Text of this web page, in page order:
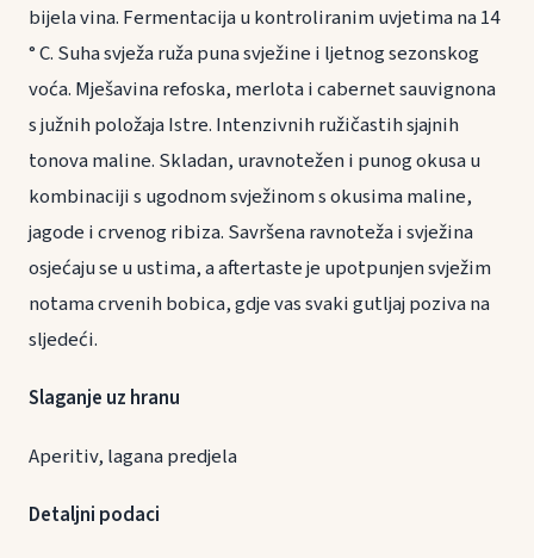
bijela vina. Fermentacija u kontroliranim uvjetima na 14
° C. Suha svježa ruža puna svježine i ljetnog sezonskog
voća. Mješavina refoska, merlota i cabernet sauvignona
s južnih položaja Istre. Intenzivnih ružičastih sjajnih
tonova maline. Skladan, uravnotežen i punog okusa u
kombinaciji s ugodnom svježinom s okusima maline,
jagode i crvenog ribiza. Savršena ravnoteža i svježina
osjećaju se u ustima, a aftertaste je upotpunjen svježim
notama crvenih bobica, gdje vas svaki gutljaj poziva na
sljedeći.
Slaganje uz hranu
Aperitiv, lagana predjela
Detaljni podaci